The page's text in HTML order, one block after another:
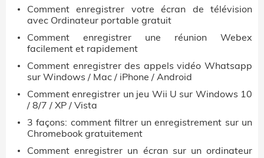
Comment enregistrer votre écran de télévision
avec Ordinateur portable gratuit
Comment enregistrer une réunion Webex
facilement et rapidement
Comment enregistrer des appels vidéo Whatsapp
sur Windows / Mac / iPhone / Android
Comment enregistrer un jeu Wii U sur Windows 10
/ 8/7 / XP / Vista
3 façons: comment filtrer un enregistrement sur un
Chromebook gratuitement
Comment enregistrer un écran sur un ordinateur